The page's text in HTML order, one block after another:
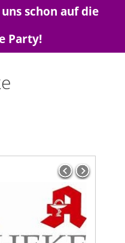
schon auf die
Party!